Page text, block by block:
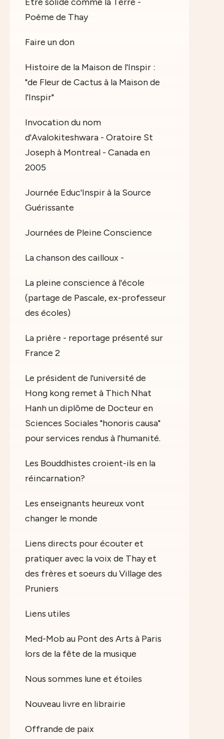
Poème de Thay
Faire un don
Histoire de la Maison de l'Inspir :
"de Fleur de Cactus à la Maison de
l'Inspir"
Invocation du nom
d'Avalokiteshwara - Oratoire St
Joseph à Montreal - Canada en
2005
Journée Educ'Inspir à la Source
Guérissante
Journées de Pleine Conscience
La chanson des cailloux -
La pleine conscience à l'école
(partage de Pascale, ex-professeur
des écoles)
La prière - reportage présenté sur
France 2
Le président de l'université de
Hong kong remet à Thich Nhat
Hanh un diplôme de Docteur en
Sciences Sociales "honoris causa"
pour services rendus à l'humanité.
Les Bouddhistes croient-ils en la
réincarnation?
Les enseignants heureux vont
changer le monde
Liens directs pour écouter et
pratiquer avec la voix de Thay et
des frères et soeurs du Village des
Pruniers
Liens utiles
Med-Mob au Pont des Arts à Paris
lors de la fête de la musique
Nous sommes lune et étoiles
Nouveau livre en librairie
Offrande de paix